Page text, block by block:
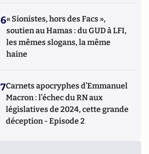
6« Sionistes, hors des Facs »,
soutien au Hamas : du GUD à LFI,
les mêmes slogans, la même
haine
7Carnets apocryphes d’Emmanuel
Macron : l’échec du RN aux
législatives de 2024, cette grande
déception - Episode 2